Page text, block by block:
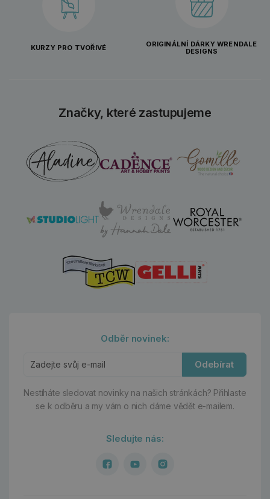
KURZY PRO TVOŘIVÉ
ORIGINÁLNÍ DÁRKY WRENDALE
DESIGNS
Značky, které zastupujeme
Odběr novinek:
Odebírat
Nestíháte sledovat novinky na našich stránkách? Přihlaste
se k odběru a my vám o nich dáme vědět e-mailem.
Sledujte nás: